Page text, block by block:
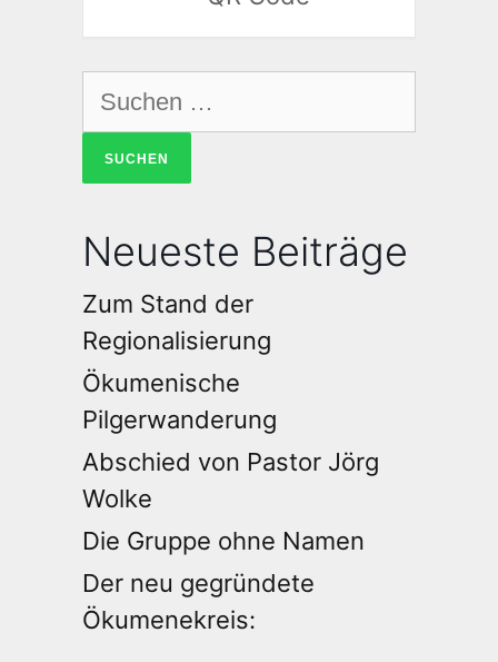
Neueste Beiträge
Zum Stand der
Regionalisierung
Ökumenische
Pilgerwanderung
Abschied von Pastor Jörg
Wolke
Die Gruppe ohne Namen
Der neu gegründete
Ökumenekreis: